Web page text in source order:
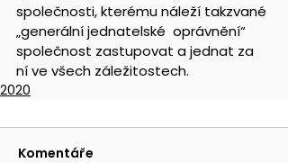
společnosti, kterému náleží takzvané
„generální jednatelské  oprávnění“
společnost zastupovat a jednat za
ní ve všech záležitostech.
2020
Komentáře